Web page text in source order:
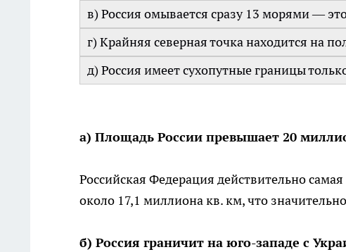
в) Россия омывается сразу 13 морями —
г) Крайняя северная точка находится на
д) Россия имеет сухопутные границы
а) Площадь России превышает 20
Российская Федерация действительно
около 17,1 миллиона кв. км, что
б) Россия граничит на юго-западе с